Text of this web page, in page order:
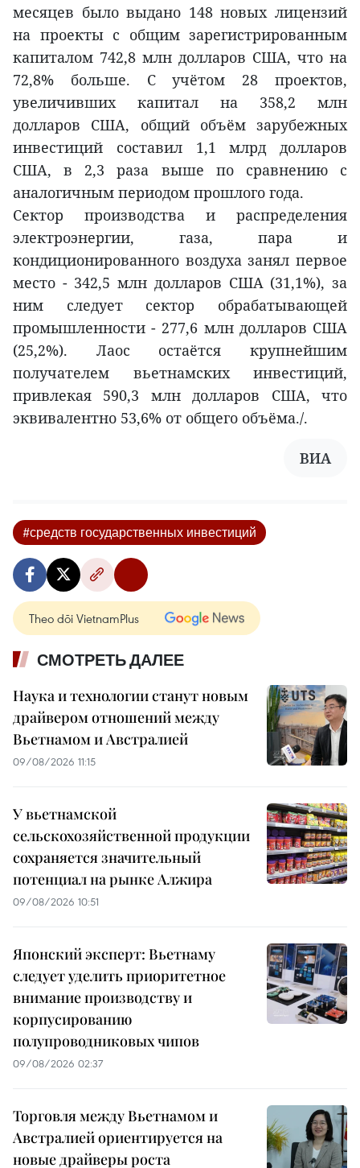
месяцев было выдано 148 новых лицензий
на проекты с общим зарегистрированным
капиталом 742,8 млн долларов США, что на
72,8% больше. С учётом 28 проектов,
увеличивших капитал на 358,2 млн
долларов США, общий объём зарубежных
инвестиций составил 1,1 млрд долларов
США, в 2,3 раза выше по сравнению с
аналогичным периодом прошлого года.
Сектор производства и распределения
электроэнергии, газа, пара и
кондиционированного воздуха занял первое
место - 342,5 млн долларов США (31,1%), за
ним следует сектор обрабатывающей
промышленности - 277,6 млн долларов США
(25,2%). Лаос остаётся крупнейшим
получателем вьетнамских инвестиций,
привлекая 590,3 млн долларов США, что
эквивалентно 53,6% от общего объёма./.
ВИА
#средств государственных инвестиций
Theo dõi VietnamPlus
СМОТРЕТЬ ДАЛЕЕ
Наука и технологии станут новым
драйвером отношений между
Вьетнамом и Австралией
09/08/2026 11:15
У вьетнамской
сельскохозяйственной продукции
сохраняется значительный
потенциал на рынке Алжира
09/08/2026 10:51
Японский эксперт: Вьетнаму
следует уделить приоритетное
внимание производству и
корпусированию
полупроводниковых чипов
09/08/2026 02:37
Торговля между Вьетнамом и
Австралией ориентируется на
новые драйверы роста